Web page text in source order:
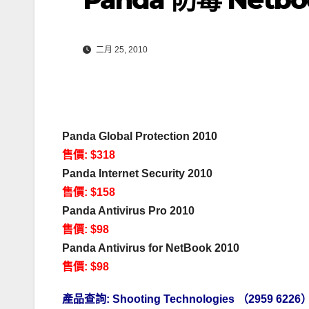
二月 25, 2010
Panda Global Protection 2010
售價: $318
Panda Internet Security 2010
售價: $158
Panda Antivirus Pro 2010
售價: $98
Panda Antivirus for NetBook 2010
售價: $98
產品查詢: Shooting Technologies （2959 6226